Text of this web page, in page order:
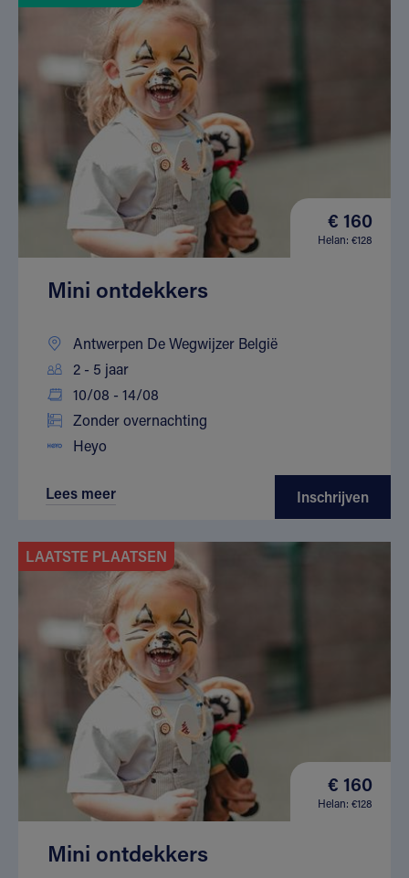
€ 160
Helan: €128
Mini ontdekkers
Antwerpen De Wegwijzer België
2 - 5 jaar
10/08 - 14/08
Zonder overnachting
Heyo
Lees meer Inschrijven
LAATSTE PLAATSEN
€ 160
Helan: €128
Mini ontdekkers